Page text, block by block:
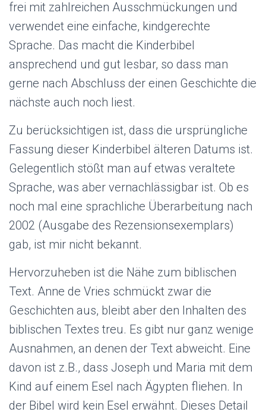
frei mit zahlreichen Ausschmückungen und
verwendet eine einfache, kindgerechte
Sprache. Das macht die Kinderbibel
ansprechend und gut lesbar, so dass man
gerne nach Abschluss der einen Geschichte die
nächste auch noch liest.
Zu berücksichtigen ist, dass die ursprüngliche
Fassung dieser Kinderbibel älteren Datums ist.
Gelegentlich stößt man auf etwas veraltete
Sprache, was aber vernachlässigbar ist. Ob es
noch mal eine sprachliche Überarbeitung nach
2002 (Ausgabe des Rezensionsexemplars)
gab, ist mir nicht bekannt.
Hervorzuheben ist die Nähe zum biblischen
Text. Anne de Vries schmückt zwar die
Geschichten aus, bleibt aber den Inhalten des
biblischen Textes treu. Es gibt nur ganz wenige
Ausnahmen, an denen der Text abweicht. Eine
davon ist z.B., dass Joseph und Maria mit dem
Kind auf einem Esel nach Ägypten fliehen. In
der Bibel wird kein Esel erwähnt. Dieses Detail